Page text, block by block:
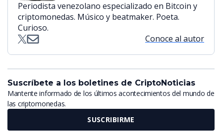
Periodista venezolano especializado en Bitcoin y
criptomonedas. Músico y beatmaker. Poeta.
Curioso.
Conoce al autor
Suscríbete a los boletines de CriptoNoticias
Mantente informado de los últimos acontecimientos del mundo de
las criptomonedas.
SUSCRIBIRME